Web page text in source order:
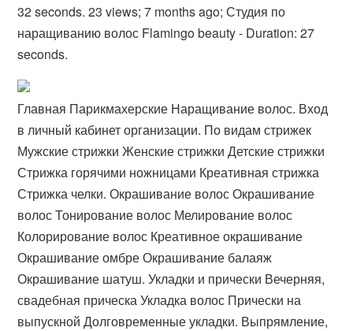
32 seconds. 23 views; 7 months ago; Студия по
наращиванию волос Flamingo beauty - Duration: 27
seconds.
Главная Парикмахерские Наращивание волос. Вход
в личный кабинет организации. По видам стрижек
Мужские стрижки Женские стрижки Детские стрижки
Стрижка горячими ножницами Креативная стрижка
Стрижка челки. Окрашивание волос Окрашивание
волос Тонирование волос Мелирование волос
Колорирование волос Креативное окрашивание
Окрашивание омбре Окрашивание балаяж
Окрашивание шатуш. Укладки и прически Вечерняя,
свадебная прическа Укладка волос Прически на
выпускной Долговременные укладки. Выпрямление,